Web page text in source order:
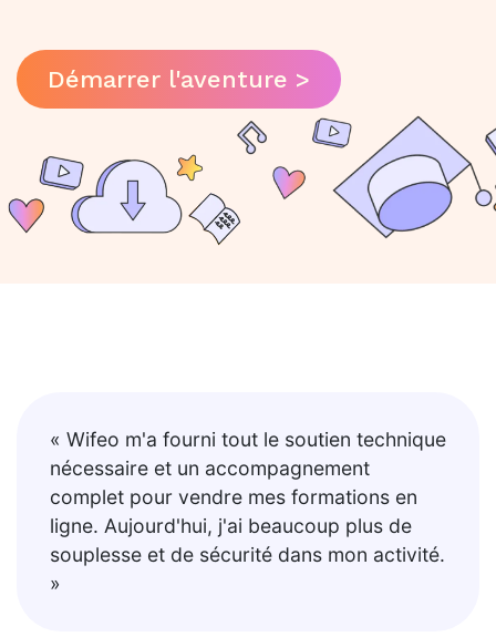
Démarrer l'aventure >
« Wifeo m'a fourni tout le soutien technique
nécessaire et un accompagnement
complet pour vendre mes formations en
ligne. Aujourd'hui, j'ai beaucoup plus de
souplesse et de sécurité dans mon activité.
»